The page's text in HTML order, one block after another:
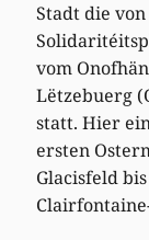
Stadt die
vom
Lëtzebuerg
statt. Hier
ersten
Glacisfeld